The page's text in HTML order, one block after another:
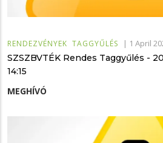
RENDEZVÉNYEK TAGGYŰLÉS | 1 April
SZSZBVTÉK Rendes Taggyűlés -
14:15
MEGHÍVÓ